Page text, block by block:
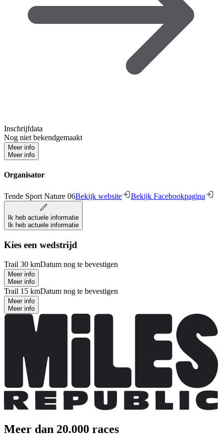
Inschrijfdata
Nog niet bekendgemaakt
Meer info
Meer info
Organisator
Tende Sport Nature 06Bekijk website Bekijk Facebookpagina
Ik heb actuele informatie
Ik heb actuele informatie
Kies een wedstrijd
Trail 30 kmDatum nog te bevestigen
Meer info
Meer info
Trail 15 kmDatum nog te bevestigen
Meer info
Meer info
Meer dan 20.000 races